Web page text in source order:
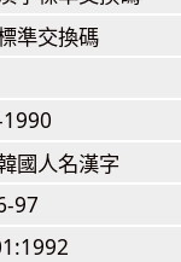
準交換碼
國人名漢字
97